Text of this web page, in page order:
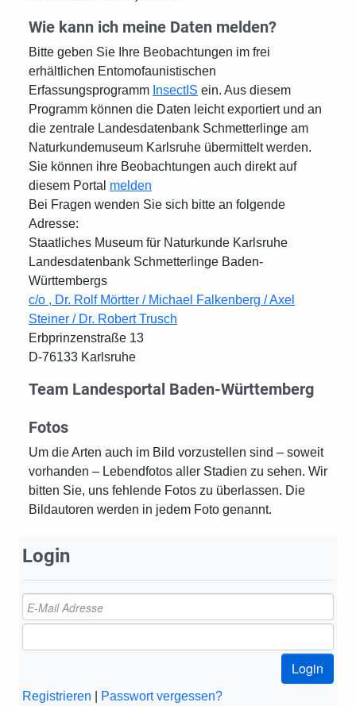
Wie kann ich meine Daten melden?
Bitte geben Sie Ihre Beobachtungen im frei
erhältlichen Entomofaunistischen
Erfassungsprogramm InsectIS ein. Aus diesem
Programm können die Daten leicht exportiert und an
die zentrale Landesdatenbank Schmetterlinge am
Naturkundemuseum Karlsruhe übermittelt werden.
Sie können ihre Beobachtungen auch direkt auf
diesem Portal melden
Bei Fragen wenden Sie sich bitte an folgende
Adresse:
Staatliches Museum für Naturkunde Karlsruhe
Landesdatenbank Schmetterlinge Baden-
Württembergs
c/o , Dr. Rolf Mörtter / Michael Falkenberg / Axel
Steiner / Dr. Robert Trusch
Erbprinzenstraße 13
D-76133 Karlsruhe
Team Landesportal Baden-Württemberg
Fotos
Um die Arten auch im Bild vorzustellen sind – soweit
vorhanden – Lebendfotos aller Stadien zu sehen. Wir
bitten Sie, uns fehlende Fotos zu überlassen. Die
Bildautoren werden in jedem Foto genannt.
Login
Login
Registrieren Passwort vergessen?